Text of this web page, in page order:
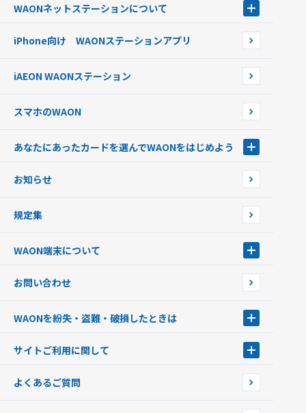
銀行口座・ATMからチャージする
オートチャージ
ポイントからチャージする
チャージ上限金額の変更について
WAON POINTサービス会員登録に伴う個人データの共同利用のお知
WAONネットステーションについて
WAONネットステーションWAON端末について
iPhone向け WAONステーションアプリ
iAEON WAONステーション
スマホのWAON
あなたにあったカードを選んでWAONをはじめよう
フードバンク応援WAON
ご当地WAON
G.G WAON
WAONカード・WAONカードプラス
モバイルWAON
提携WAONカード
お知らせ
規定集
WAON端末について
WAONネットステーション
新型WAONステーション
WAONチャージャーmini
お問い合わせ
WAONを紛失・盗難・破損したときは
WAONカードの拾得について
サイトご利用に関して
企業情報
よくあるご質問